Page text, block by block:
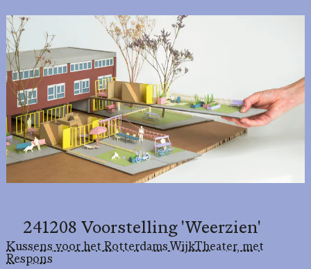
241208 Voorstelling 'Weerzien'
Kussens voor het Rotterdams WijkTheater, met
Respons